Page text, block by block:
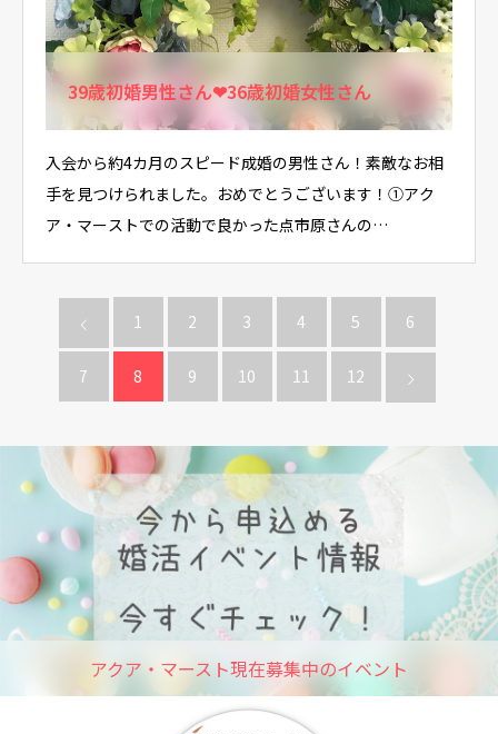
39歳初婚男性さん❤36歳初婚女性さん
入会から約4カ月のスピード成婚の男性さん！素敵なお相
手を見つけられました。おめでとうございます！①アク
ア・マーストでの活動で良かった点市原さんの…
1 2 3 4 5 6
7 8 9 10 11 12
アクア・マースト現在募集中のイベント